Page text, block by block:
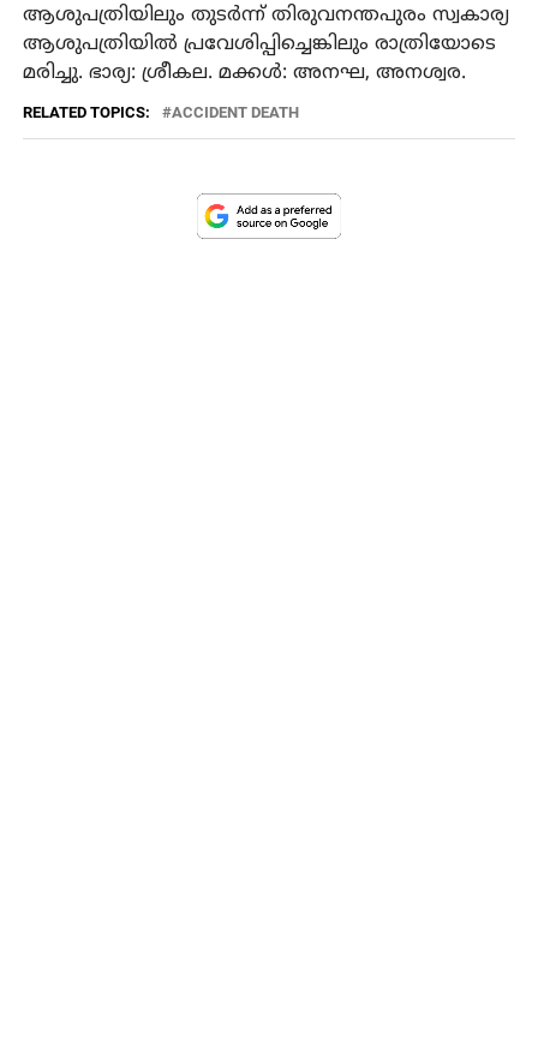
ആശുപത്രിയിലും തുടർന്ന് തിരുവനന്തപുരം സ്വകാര്യ
ആശുപത്രിയിൽ പ്രവേശിപ്പിച്ചെങ്കിലും രാത്രിയോടെ
മരിച്ചു. ഭാര്യ: ശ്രീകല. മക്കൾ: അനഘ, അനശ്വര.
RELATED TOPICS: ACCIDENT DEATH